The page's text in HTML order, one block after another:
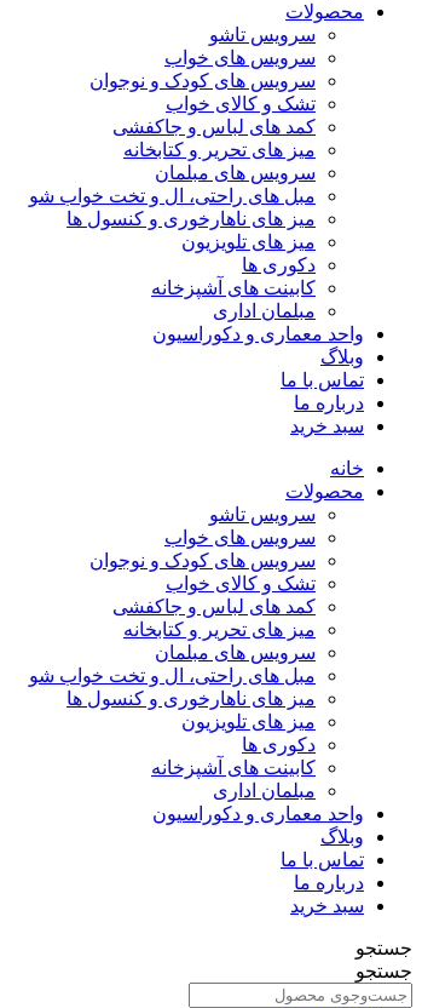
محصولات
سرویس تاشو
سرویس های خواب
سرویس های کودک و نوجوان
تشک و کالای خواب
کمد های لباس و جاکفشی
میز های تحریر و کتابخانه
سرویس های مبلمان
مبل های راحتی، ال و تخت خواب شو
میز های ناهارخوری و کنسول ها
میز های تلویزیون
دکوری ها
کابینت های آشپزخانه
مبلمان اداری
واحد معماری و دکوراسیون
وبلاگ
تماس با ما
درباره ما
سبد خرید
خانه
محصولات
سرویس تاشو
سرویس های خواب
سرویس های کودک و نوجوان
تشک و کالای خواب
کمد های لباس و جاکفشی
میز های تحریر و کتابخانه
سرویس های مبلمان
مبل های راحتی، ال و تخت خواب شو
میز های ناهارخوری و کنسول ها
میز های تلویزیون
دکوری ها
کابینت های آشپزخانه
مبلمان اداری
واحد معماری و دکوراسیون
وبلاگ
تماس با ما
درباره ما
سبد خرید
جستجو
جستجو